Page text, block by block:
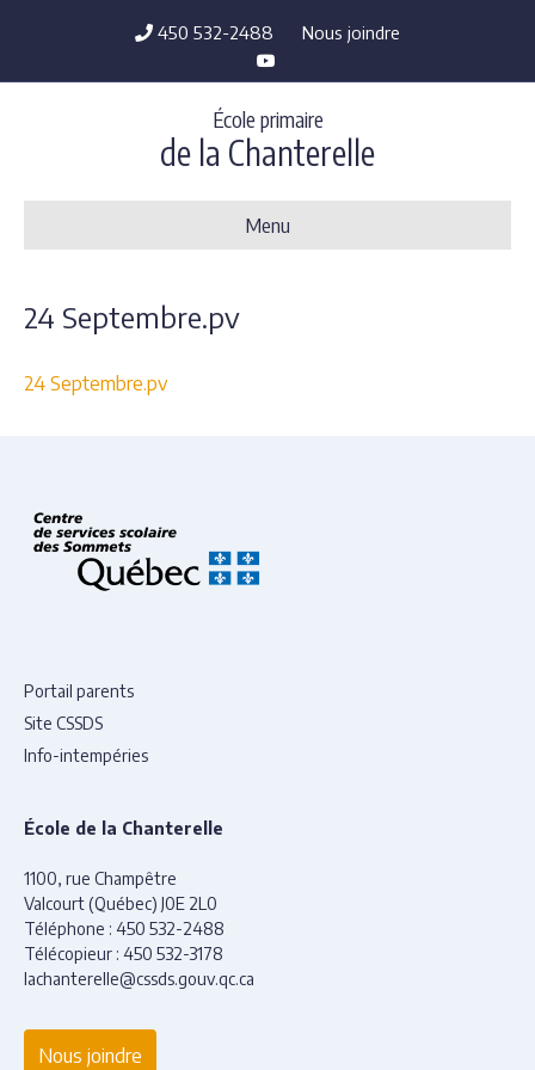
450 532-2488
Nous joindre
Y
o
u
u
e
École primaire
de la Chanterelle
Menu
24 Septembre.pv
24 Septembre.pv
Portail parents
Site CSSDS
Info-intempéries
École de la Chanterelle
1100, rue Champêtre
Valcourt (Québec) J0E 2L0
Téléphone : 450 532-2488
Télécopieur : 450 532-3178
lachanterelle@cssds.gouv.qc.ca
Nous joindre